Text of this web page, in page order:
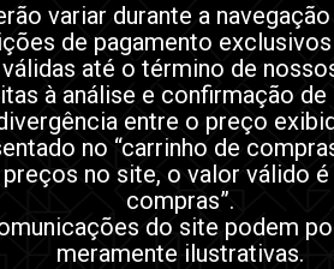
variar durante a
de pagamento
até o término de
à análise e confirmação de
entre o preço
no “carrinho de
no site, o valor válido é
compras”.
do site podem
meramente ilustrativas.